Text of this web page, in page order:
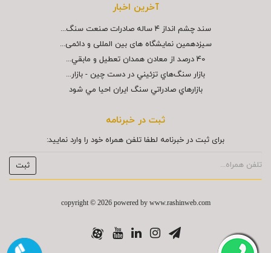
آخرین اخبار
سند چشم انداز ۴ ساله صادرات صنعت سنگ...
سیزدهمین نمایشگاه های بین المللی و دائمی...
40 درصد از معادن همدان تعطيل و مابقي...
بازار سنگ‌هاي تزئيني در دست چين - بازار...
بازارهاي صادراتي سنگ ايران احيا مي شود
ثبت در خبرنامه
برای ثبت در خبرنامه لطفا تلفن همراه خود را وارد نمایید:
copyright © 2026 powered by www.rashinweb.com